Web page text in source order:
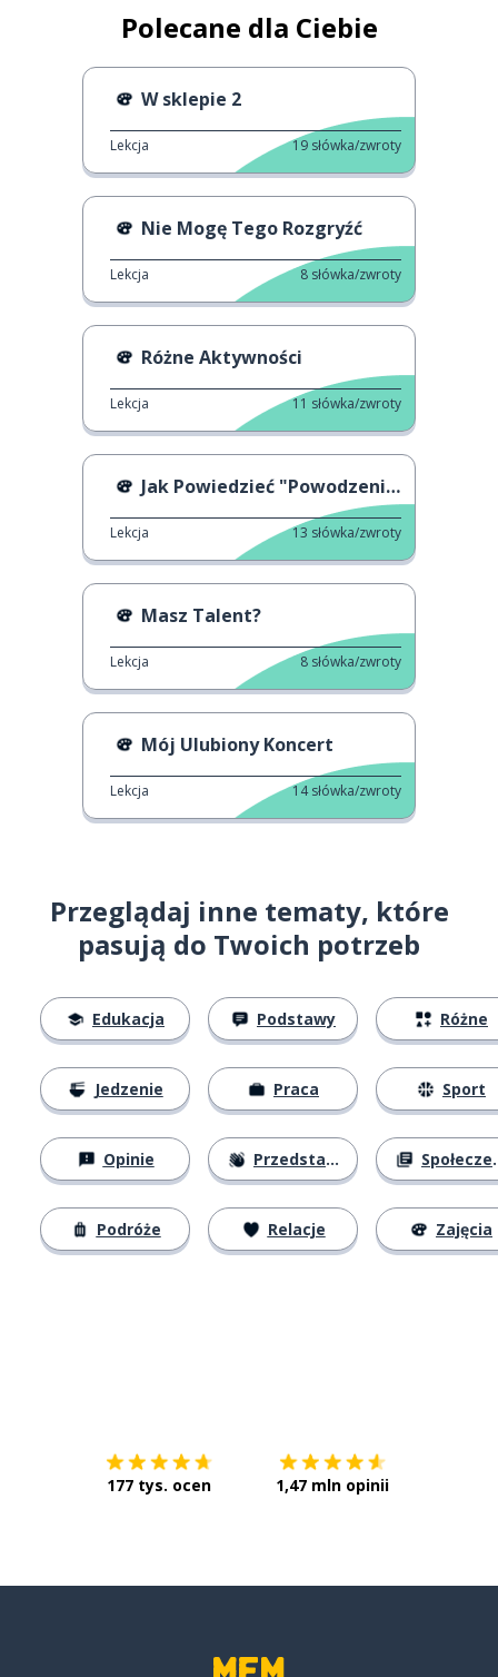
Polecane dla Ciebie
W sklepie 2
Lekcja 19 słówka/zwroty
Nie Mogę Tego Rozgryźć
Lekcja 8 słówka/zwroty
Różne Aktywności
Lekcja 11 słówka/zwroty
Jak Powiedzieć "Powodzenia"
Lekcja 13 słówka/zwroty
Masz Talent?
Lekcja 8 słówka/zwroty
Mój Ulubiony Koncert
Lekcja 14 słówka/zwroty
Przeglądaj inne tematy, które
pasują do Twoich potrzeb
Edukacja
Jedzenie
Opinie
Podróże
Podstawy
Praca
Przedstawianie się
Relacje
Różne
Sport
Społeczeństwo
Zajęcia
177 tys. ocen 1,47 mln opinii